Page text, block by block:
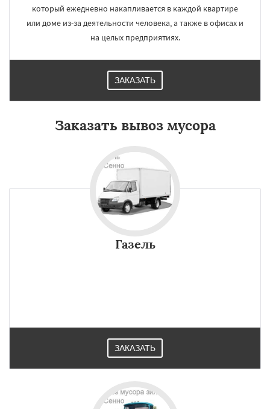
который ежедневно накапливается в каждой квартире
или доме из-за деятельности человека, а также в офисах и
на целых предприятиях.
ЗАКАЗАТЬ
Заказать вывоз мусора
Газель
ЗАКАЗАТЬ